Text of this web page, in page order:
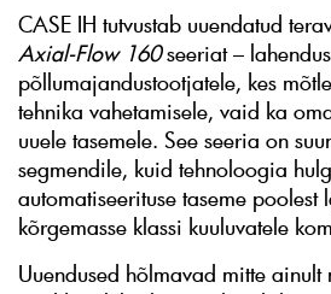
CASE IH tutvustab uuendatud
Axial-Flow 160seeriat –
põllumajandustootjatele, kes
tehnika vahetamisele, vaid ka
uuele tasemele. See seeria on
segmendile, kuid tehnoloogia
automatiseerituse taseme poolest
kõrgemasse klassi kuuluvatele
Uuendused hõlmavad mitte